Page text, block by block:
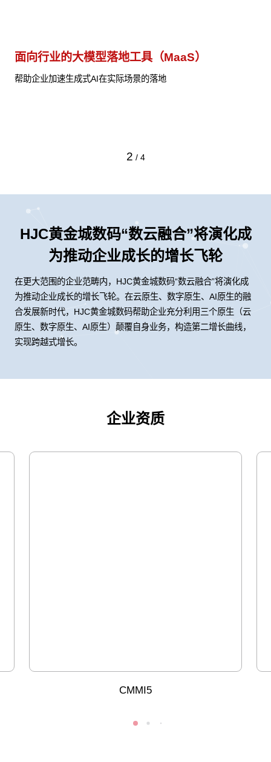
面向行业的大模型落地工具（MaaS）
帮助企业加速生成式AI在实际场景的落地
2 / 4
HJC黄金城数码“数云融合”将演化成
为推动企业成长的增长飞轮
在更大范围的企业范畴内，HJC黄金城数码“数云融合”将演化成
为推动企业成长的增长飞轮。在云原生、数字原生、AI原生的融
合发展新时代，HJC黄金城数码帮助企业充分利用三个原生（云
原生、数字原生、AI原生）颠覆自身业务，构造第二增长曲线，
实现跨越式增长。
企业资质
CMMI5